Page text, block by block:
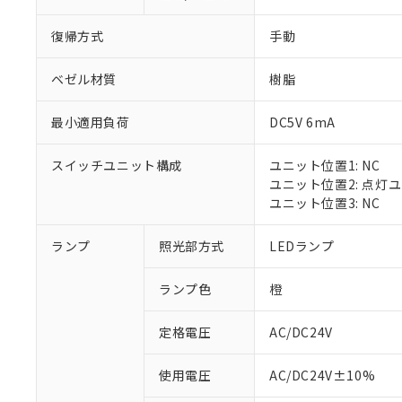
復帰方式 手動
ベゼル材質 樹脂
最小適用負荷 DC5V 6mA
スイッチユニット構成
ユニット位置1: NC
ユニット位置2: 点灯
ユニット位置3: NC
ランプ 照光部方式 LEDランプ
ランプ色 橙
定格電圧 AC/DC24V
使用電圧 AC/DC24V±10%
ご利用条件
※1 対応状況
調査・確認中：
非該当品：ライセ
仕入先様の事情に
があります。
※1 中国